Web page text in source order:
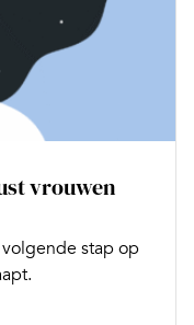
vrouwen
stap op